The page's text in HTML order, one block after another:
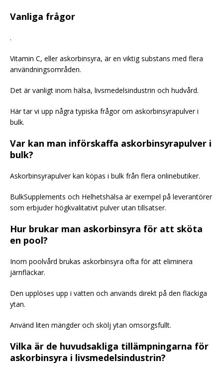
Vanliga frågor
.
Vitamin C, eller askorbinsyra, är en viktig substans med flera
användningsområden.
Det är vanligt inom hälsa, livsmedelsindustrin och hudvård.
Här tar vi upp några typiska frågor om askorbinsyrapulver i
bulk.
Var kan man införskaffa askorbinsyrapulver i
bulk?
Askorbinsyrapulver kan köpas i bulk från flera onlinebutiker.
BulkSupplements och Helhetshälsa är exempel på leverantörer
som erbjuder högkvalitativt pulver utan tillsatser.
Hur brukar man askorbinsyra för att sköta
en pool?
Inom poolvård brukas askorbinsyra ofta för att eliminera
järnfläckar.
Den upplöses upp i vatten och används direkt på den fläckiga
ytan.
Använd liten mängder och skölj ytan omsorgsfullt.
Vilka är de huvudsakliga tillämpningarna för
askorbinsyra i livsmedelsindustrin?